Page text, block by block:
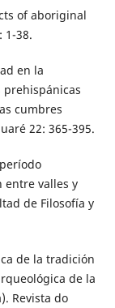
of aboriginal
1-38.
en la
prehispánicas
cumbres
22: 365-395.
entre valles y
de Filosofía y
de la tradición
de la
Revista do